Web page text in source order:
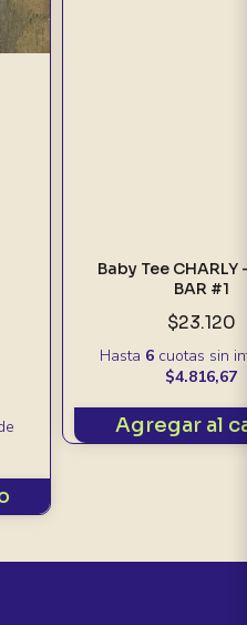
Baby Tee CHARLY
BAR #1
$23.120
Hasta 6cuotas sin
$4.816,67
Agregar al